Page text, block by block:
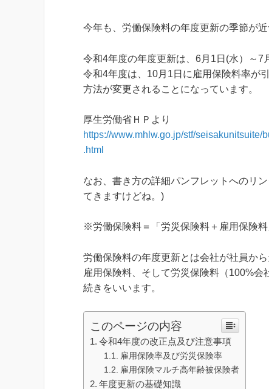
今年も、労働保険料の年度更新の季節が近
令和4年度の年度更新は、6月1日(水）～7
令和4年度は、10月1日に雇用保険料率が
方法が変更されることになっています。
厚生労働省ＨＰより
https://www.mhlw.go.jp/stf/
.html
なお、書き方の詳細パンフレットへのリ
てきますけどね。)
※労働保険料＝「労災保険料＋雇用保険
労働保険料の年度更新とは会社が社員か
雇用保険料、そして労災保険料（100%
続きをいいます。
このページの内容
令和4年度の改正点及び注意事項
雇用保険率及び労災保険率
雇用保険マルチ高年齢被保険者
年度更新の基礎知識